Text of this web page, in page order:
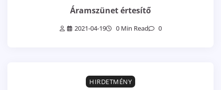
Áramszünet értesítő
2021-04-19 0 Min Read 0
HIRDETMÉNY